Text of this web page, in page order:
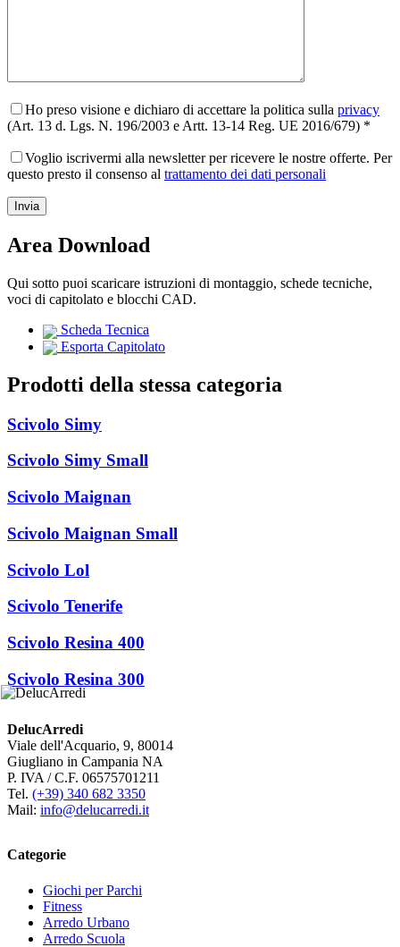
Ho preso visione e dichiaro di accettare la politica sulla privacy
(Art. 13 d. Lgs. N. 196/2003 e Artt. 13-14 Reg. UE 2016/679) *
Voglio iscrivermi alla newsletter per ricevere le nostre offerte. Per
questo presto il consenso al trattamento dei dati personali
Area Download
Qui sotto puoi scaricare istruzioni di montaggio, schede tecniche,
voci di capitolato e blocchi CAD.
Scheda Tecnica
Esporta Capitolato
Prodotti della stessa categoria
Scivolo Simy
Scivolo Simy Small
Scivolo Maignan
Scivolo Maignan Small
Scivolo Lol
Scivolo Tenerife
Scivolo Resina 400
Scivolo Resina 300
DelucArredi
Viale dell'Acquario, 9, 80014
Giugliano in Campania NA
P. IVA / C.F. 06575701211
Tel. (+39) 340 682 3350
Mail: info@delucarredi.it
Categorie
Giochi per Parchi
Fitness
Arredo Urbano
Arredo Scuola